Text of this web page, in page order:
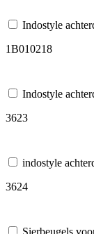
Indostyle
1B010218
Indostyle
3623
indostyle
3624
Sierbeugels